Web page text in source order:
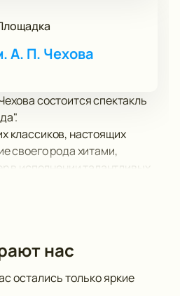
А. П. Чехова
состоится спектакль
классиков, настоящих
своего рода хитами,
в исполнении талантливых
следить за развитием
получила высокую оценку
нас
остались только яркие